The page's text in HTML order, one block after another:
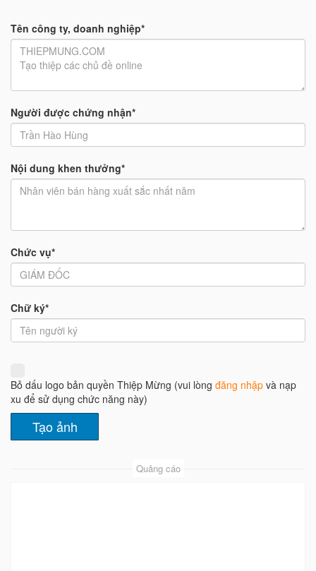
Tên công ty, doanh nghiệp*
Người được chứng nhận*
Nội dung khen thưởng*
Chức vụ*
Chữ ký*
Bỏ dấu logo bản quyền Thiệp Mừng (vui lòng đăng nhập và nạp
xu để sử dụng chức năng này)
Quảng cáo